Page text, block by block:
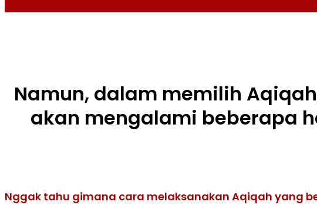
Namun, dalam memilih
akan mengalami beberapa
Nggak tahu gimana cara melaksanakan Aqiqah yang